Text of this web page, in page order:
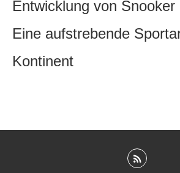
Entwicklung von Snooker
Eine aufstrebende
Kontinent